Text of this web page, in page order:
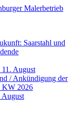
Saarstahl und
11. August
/ Ankündigung der
KW 2026